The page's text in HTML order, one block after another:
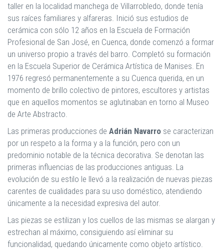
taller en la localidad manchega de Villarrobledo, donde tenía
sus raíces familiares y alfareras. Inició sus estudios de
cerámica con sólo 12 años en la Escuela de Formación
Profesional de San José, en Cuenca, donde comenzó a formar
un universo propio a través del barro. Completó su formación
en la Escuela Superior de Cerámica Artística de Manises. En
1976 regresó permanentemente a su Cuenca querida, en un
momento de brillo colectivo de pintores, escultores y artistas
que en aquellos momentos se aglutinaban en torno al Museo
de Arte Abstracto.
Las primeras producciones de Adrián Navarro se caracterizan
por un respeto a la forma y a la función, pero con un
predominio notable de la técnica decorativa. Se denotan las
primeras influencias de las producciones antiguas. La
evolución de su estilo le llevó a la realización de nuevas piezas
carentes de cualidades para su uso doméstico, atendiendo
únicamente a la necesidad expresiva del autor.
Las piezas se estilizan y los cuellos de las mismas se alargan y
estrechan al máximo, consiguiendo así eliminar su
funcionalidad, quedando únicamente como objeto artístico.